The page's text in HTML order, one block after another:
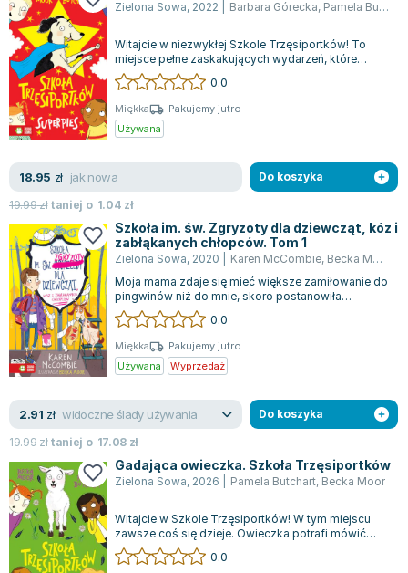
Zygmunt Freud
Agata Passent
Michel Moran
Maciej Orłoś
Jo Nesbo
Katarzyna Miller
Antoine de Saint Exupery
Lew Tołstoj
Mark Twain
Marcin Meller
Paulina Młynarska
ks. Piotr Pawlukiewicz
Jarosław Sokołowski
Piotr Latocha
Michael Scott
Piotr Semka
Jarosław Iwaszkiewicz
Joseph Murphy
Jan Sztaudynger
Aleksander Puszkin
Oscar Wilde
Małgorzata Ohme
Maddie Ziegler
Leszek Czarnecki
Zielona Sowa, 2022 Barbara Górecka, Pamela Butchart
Witajcie w niezwykłej Szkole Trzęsiportków! To
miejsce pełne zaskakujących wydarzeń, które
trudno ogarnąć myślami. Na szkole stoi...
0.0
Miękka
Pakujemy jutro
Używana
18.95 zł jak nowa
19.99złtaniej o 1.04 zł
Do koszyka
Szkoła im. św. Zgryzoty dla dziewcząt, kóz i
zabłąkanych chłopców. Tom 1
Zielona Sowa, 2020 Karen McCombie, Becka Moor
Moja mama zdaje się mieć większe zamiłowanie do
pingwinów niż do mnie, skoro postanowiła
zostawić mnie w starym internacie, a sama...
0.0
Miękka
Pakujemy jutro
Używana
Wyprzedaż
2.91 zł widoczne ślady używania
19.99złtaniej o 17.08 zł
Do koszyka
Gadająca owieczka. Szkoła Trzęsiportków
Zielona Sowa, 2026 Pamela Butchart, Becka Moor
Witajcie w Szkole Trzęsiportków! W tym miejscu
zawsze coś się dzieje. Owieczka potrafi mówić
ludzkim głosem, a za pudłem w magazyn...
0.0